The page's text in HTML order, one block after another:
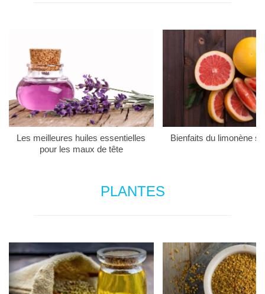
Les meilleures huiles essentielles
pour les maux de tête
Bienfaits du limonène
PLANTES